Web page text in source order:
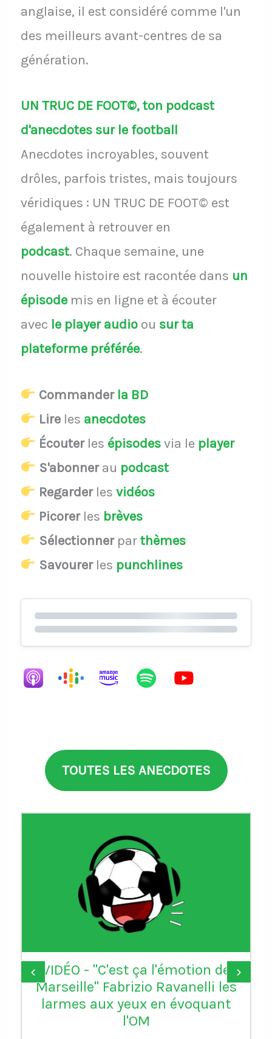
anglaise, il est considéré comme l'un
des meilleurs avant-centres de sa
génération.
UN TRUC DE FOOT©, ton podcast
d'anecdotes sur le football
Anecdotes incroyables, souvent
drôles, parfois tristes, mais toujours
véridiques : UN TRUC DE FOOT© est
également à retrouver en
podcast. Chaque semaine, une
nouvelle histoire est racontée dans un
épisodemis en ligne et à écouter
avec le player audio ou sur ta
plateforme préférée.
Commander la BD
Lireles anecdotes
Écouterles épisodesvia le player
S'abonnerau podcast
Regarderles vidéos
Picorerles brèves
Sélectionnerparthèmes
Savourerles punchlines
TOUTES LES ANECDOTES
VIDÉO - "C'est ça l'émotion de
Marseille" Fabrizio Ravanelli les
larmes aux yeux en évoquant
l'OM
‹ ›